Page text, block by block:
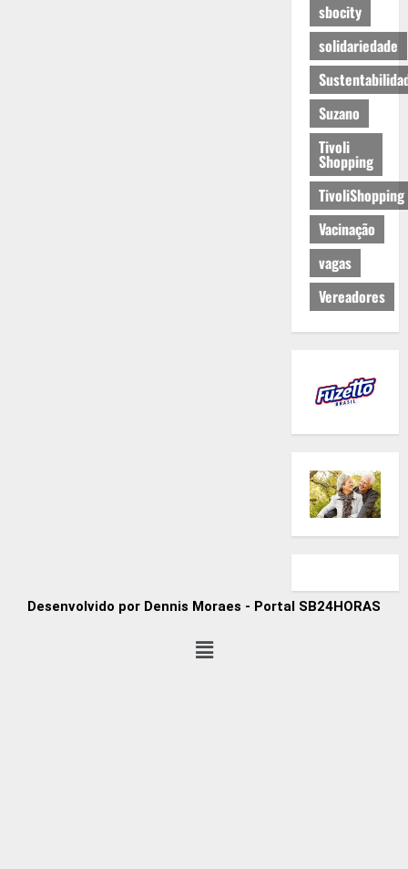
sbocity
solidariedade
Suzano
Tivoli
Shopping
TivoliShopping
Vacinação
vagas
Vereadores
Desenvolvido por Dennis Moraes - Portal SB24HORAS